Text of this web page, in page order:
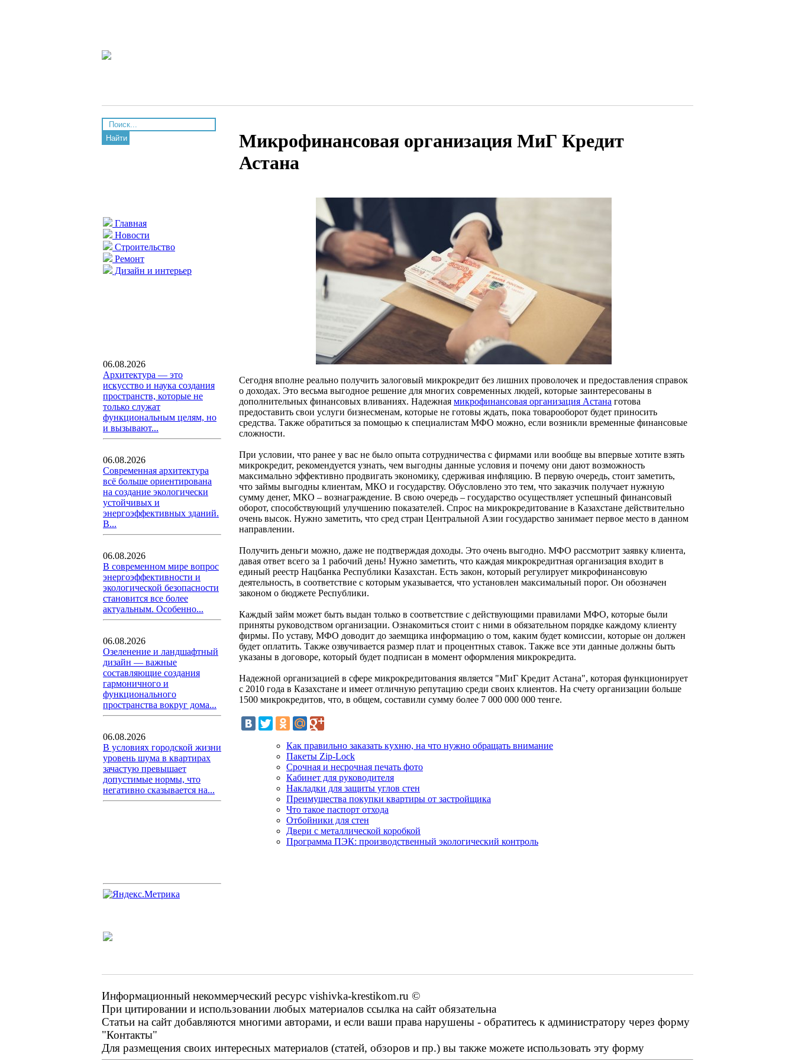
Найти
Главная
Новости
Строительство
Ремонт
Дизайн и интерьер
06.08.2026
Архитектура — это
искусство и наука создания
пространств, которые не
только служат
функциональным целям, но
и вызывают...
06.08.2026
Современная архитектура
всё больше ориентирована
на создание экологически
устойчивых и
энергоэффективных зданий.
В...
06.08.2026
В современном мире вопрос
энергоэффективности и
экологической безопасности
становится все более
актуальным. Особенно...
06.08.2026
Озеленение и ландшафтный
дизайн — важные
составляющие создания
гармоничного и
функционального
пространства вокруг дома...
06.08.2026
В условиях городской жизни
уровень шума в квартирах
зачастую превышает
допустимые нормы, что
негативно сказывается на...
Микрофинансовая организация МиГ Кредит
Астана
Сегодня вполне реально получить залоговый микрокредит без лишних проволочек и предоставления справок
о доходах. Это весьма выгодное решение для многих современных людей, которые заинтересованы в
дополнительных финансовых вливаниях. Надежная микрофинансовая организация Астана готова
предоставить свои услуги бизнесменам, которые не готовы ждать, пока товарооборот будет приносить
средства. Также обратиться за помощью к специалистам МФО можно, если возникли временные финансовые
сложности.
При условии, что ранее у вас не было опыта сотрудничества с фирмами или вообще вы впервые хотите взять
микрокредит, рекомендуется узнать, чем выгодны данные условия и почему они дают возможность
максимально эффективно продвигать экономику, сдерживая инфляцию. В первую очередь, стоит заметить,
что займы выгодны клиентам, МКО и государству. Обусловлено это тем, что заказчик получает нужную
сумму денег, МКО – вознаграждение. В свою очередь – государство осуществляет успешный финансовый
оборот, способствующий улучшению показателей. Спрос на микрокредитование в Казахстане действительно
очень высок. Нужно заметить, что сред стран Центральной Азии государство занимает первое место в данном
направлении.
Получить деньги можно, даже не подтверждая доходы. Это очень выгодно. МФО рассмотрит заявку клиента,
давая ответ всего за 1 рабочий день! Нужно заметить, что каждая микрокредитная организация входит в
единый реестр Нацбанка Республики Казахстан. Есть закон, который регулирует микрофинансовую
деятельность, в соответствие с которым указывается, что установлен максимальный порог. Он обозначен
законом о бюджете Республики.
Каждый займ может быть выдан только в соответствие с действующими правилами МФО, которые были
приняты руководством организации. Ознакомиться стоит с ними в обязательном порядке каждому клиенту
фирмы. По уставу, МФО доводит до заемщика информацию о том, каким будет комиссии, которые он должен
будет оплатить. Также озвучивается размер плат и процентных ставок. Также все эти данные должны быть
указаны в договоре, который будет подписан в момент оформления микрокредита.
Надежной организацией в сфере микрокредитования является "МиГ Кредит Астана", которая функционирует
с 2010 года в Казахстане и имеет отличную репутацию среди своих клиентов. На счету организации больше
1500 микрокредитов, что, в общем, составили сумму более 7 000 000 000 тенге.
Как правильно заказать кухню, на что нужно обращать внимание
Пакеты Zip-Lock
Срочная и несрочная печать фото
Кабинет для руководителя
Накладки для защиты углов стен
Преимущества покупки квартиры от застройщика
Что такое паспорт отхода
Отбойники для стен
Двери с металлической коробкой
Программа ПЭК: производственный экологический контроль
Информационный некоммерческий ресурс vishivka-krestikom.ru ©
При цитировании и использовании любых материалов ссылка на сайт обязательна
Статьи на сайт добавляются многими авторами, и если ваши права нарушены - обратитесь к администратору через форму
"Контакты"
Для размещения своих интересных материалов (статей, обзоров и пр.) вы также можете использовать эту форму